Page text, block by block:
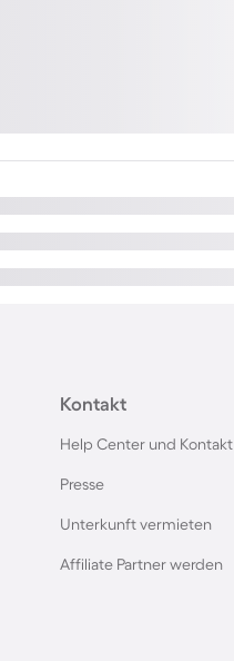
Kontakt
Help Center und Kontakt
Presse
Unterkunft vermieten
Affiliate Partner werden